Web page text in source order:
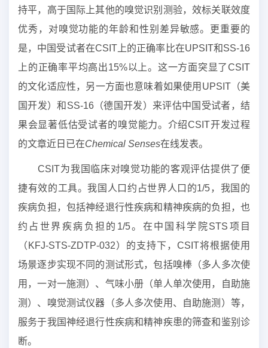
持平，高于国际上其他的嗅觉识别测验，效标关联效度
优秀，对嗅觉功能的年龄和性别差异敏感。更重要的
是，中国受试者在CSIT上的正确率比在UPSIT和SS-16
上的正确率平均高出15%以上。这一方面突显了CSIT
的文化适应性，另一方面也意味着如果使用UPSIT（美
国开发）和SS-16（德国开发）来评估中国受试者，结
果会显著低估受试者的嗅觉能力。介绍CSIT开发过程
的文章近日已在Chemical Senses在线发表。
CSIT为我国临床对嗅觉功能的客观评估提供了便
捷有效的工具。我国人口约占世界人口的1/5，我国的
疾病负担，包括神经退行性疾病和精神疾病的负担，也
约占世界疾病负担的1/5。在中国科学院STS项目
（KFJ-STS-ZDTP-032）的支持下，CSIT将根据使用
场景逐步实现不同的测试形式，包括嗅棒（多人多次使
用，一对一施测）、气味小册（单人单次使用，自助施
测）、嗅觉测试仪器（多人多次使用、自助施测）等，
服务于我国神经退行性疾病和精神疾患的筛查和鉴别诊
断。